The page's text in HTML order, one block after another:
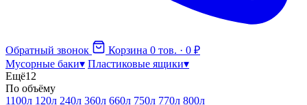
Обратный звонок Корзина 0 тов. · 0 ₽
Мусорные баки▾ Пластиковые ящики▾
Ещё12
По объёму
1100л 120л 240л 360л 660л 750л 770л 800л